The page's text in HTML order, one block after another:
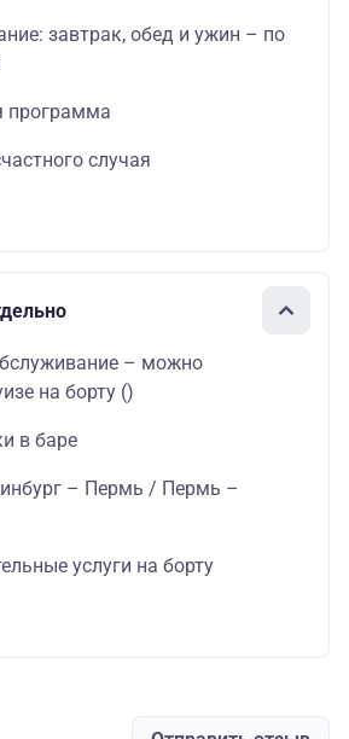
завтрак, обед и ужин – по
программа
случая
– можно
на борту ()
в баре
– Пермь / Пермь –
услуги на борту